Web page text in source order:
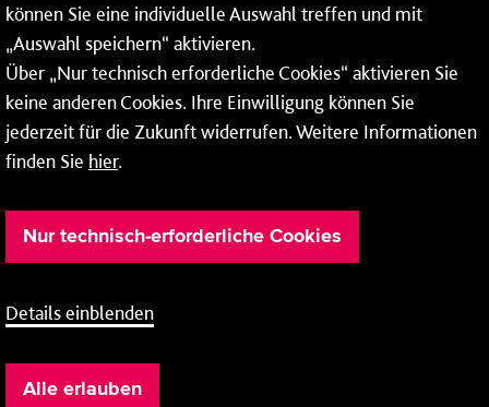
RMV oder von nextbike weitergeleitet. Dort erhalten Sie
ausschließlich Auskünfte zum Fahrplan bzw. zu
meinRad.
können Sie eine individuelle Auswahl treffen und mit
„Auswahl speichern“ aktivieren.
Über „Nur technisch erforderliche Cookies“ aktivieren Sie
keine anderen Cookies. Ihre Einwilligung können Sie
jederzeit für die Zukunft widerrufen. Weitere Informationen
finden Sie hier.
Nur technisch-erforderliche Cookies
Details einblenden
Alle erlauben